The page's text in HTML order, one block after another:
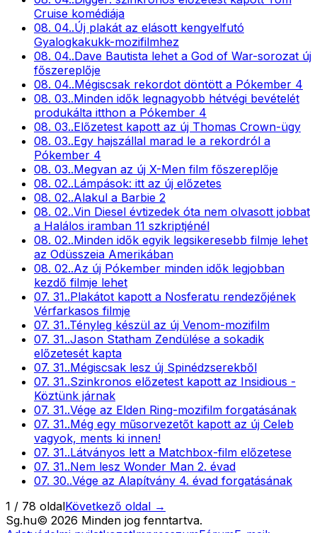
Cruise komédiája
08. 04..Új plakát az elásott kengyelfutó
Gyalogkakukk-mozifilmhez
08. 04..Dave Bautista lehet a God of War-sorozat új
főszereplője
08. 04..Mégiscsak rekordot döntött a Pókember 4
08. 03..Minden idők legnagyobb hétvégi bevételét
produkálta itthon a Pókember 4
08. 03..Előzetest kapott az új Thomas Crown-ügy
08. 03..Egy hajszállal marad le a rekordról a
Pókember 4
08. 03..Megvan az új X-Men film főszereplője
08. 02..Lámpások: itt az új előzetes
08. 02..Alakul a Barbie 2
08. 02..Vin Diesel évtizedek óta nem olvasott jobbat
a Halálos iramban 11 szkriptjénél
08. 02..Minden idők egyik legsikeresebb filmje lehet
az Odüsszeia Amerikában
08. 02..Az új Pókember minden idők legjobban
kezdő filmje lehet
07. 31..Plakátot kapott a Nosferatu rendezőjének
Vérfarkasos filmje
07. 31..Tényleg készül az új Venom-mozifilm
07. 31..Jason Statham Zendülése a sokadik
előzetesét kapta
07. 31..Mégiscsak lesz új Spinédzserekből
07. 31..Szinkronos előzetest kapott az Insidious -
Köztünk járnak
07. 31..Vége az Elden Ring-mozifilm forgatásának
07. 31..Még egy műsorvezetőt kapott az új Celeb
vagyok, ments ki innen!
07. 31..Látványos lett a Matchbox-film előzetese
07. 31..Nem lesz Wonder Man 2. évad
07. 30..Vége az Alapítvány 4. évad forgatásának
1 / 78 oldalKövetkező oldal →
Sg.hu© 2026 Minden jog fenntartva.